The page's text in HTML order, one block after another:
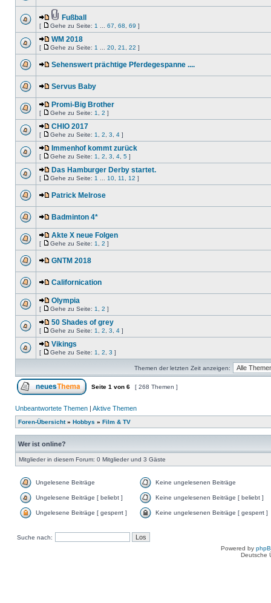
Fußball
[ Gehe zu Seite: 1 67 68 69 ]
WM 2018
[ Gehe zu Seite: 1 20 21 22 ]
Sehenswert prächtige Pferdegespanne ....
Servus Baby
Promi-Big Brother
[ Gehe zu Seite: 1 2 ]
CHIO 2017
[ Gehe zu Seite: 1 2 3 4 ]
Immenhof kommt zurück
[ Gehe zu Seite: 1 2 3 4 5 ]
Das Hamburger Derby startet.
[ Gehe zu Seite: 1 10 11 12 ]
Patrick Melrose
Badminton 4*
Akte X neue Folgen
[ Gehe zu Seite: 1 2 ]
GNTM 2018
Californication
Olympia
[ Gehe zu Seite: 1 2 ]
50 Shades of grey
[ Gehe zu Seite: 1 2 3 4 ]
Vikings
[ Gehe zu Seite: 1 2 3 ]
Themen der letzten Zeit anzeigen:
Seite 1 von 6 [ 268 Themen ]
Unbeantwortete Themen | Aktive Themen
Foren-Übersicht» Hobbys » Film & TV
Wer ist online?
Mitglieder in diesem Forum: 0 Mitglieder und 3 Gäste
Ungelesene Beiträge Keine ungelesenen Beiträge
Ungelesene Beiträge [ beliebt ] Keine ungelesenen Beiträge [ beliebt ]
Ungelesene Beiträge [ gesperrt ] Keine ungelesenen Beiträge [ gesperrt ]
Suche nach:
Powered by
Deutsche